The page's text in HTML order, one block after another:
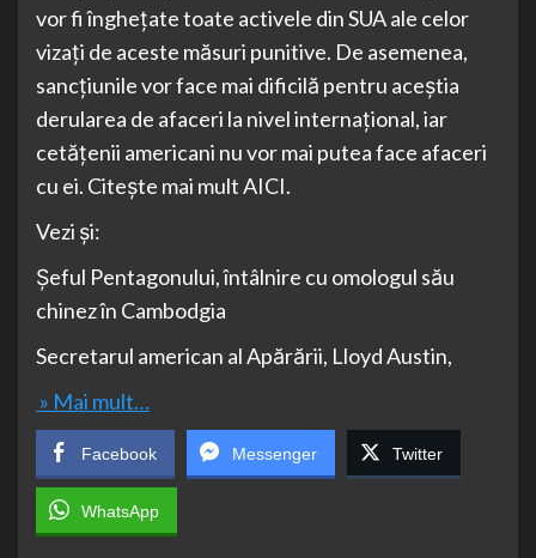
vor fi îngheţate toate activele din SUA ale celor
vizaţi de aceste măsuri punitive. De asemenea,
sancţiunile vor face mai dificilă pentru aceştia
derularea de afaceri la nivel internaţional, iar
cetăţenii americani nu vor mai putea face afaceri
cu ei. Citește mai mult AICI.
Vezi și:
Şeful Pentagonului, întâlnire cu omologul său
chinez în Cambodgia
Secretarul american al Apărării, Lloyd Austin,
» Mai mult…
Facebook Messenger Twitter
WhatsApp